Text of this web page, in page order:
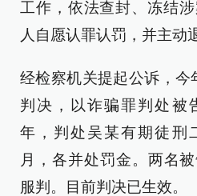
工作，依法查封、冻结
人自愿认罪认罚，并主动
经检察机关提起公诉，今
判决，以诈骗罪判处被
年，判处吴某有期徒刑
月，各并处罚金。两名
服判。目前判决已生效。